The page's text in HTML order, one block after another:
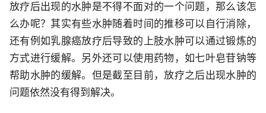
放疗后出现的水肿是不得不面对的一个问题，那么该怎
么办呢？其实有些水肿随着时间的推移可以自行消除，
还有例如乳腺癌放疗后导致的上肢水肿可以通过锻炼的
方式进行缓解。另外还可以使用药物，如七叶皂苷钠等
帮助水肿的缓解。但是截至目前，放疗之后出现水肿的
问题依然没有得到解决。